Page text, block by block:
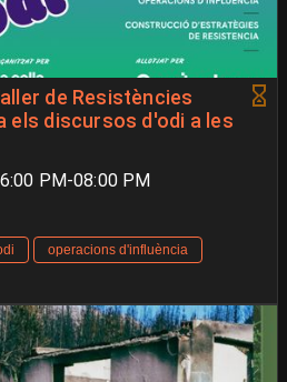
de Resistències
els discursos d'odi a les
PM-08:00 PM
operacions d'influència